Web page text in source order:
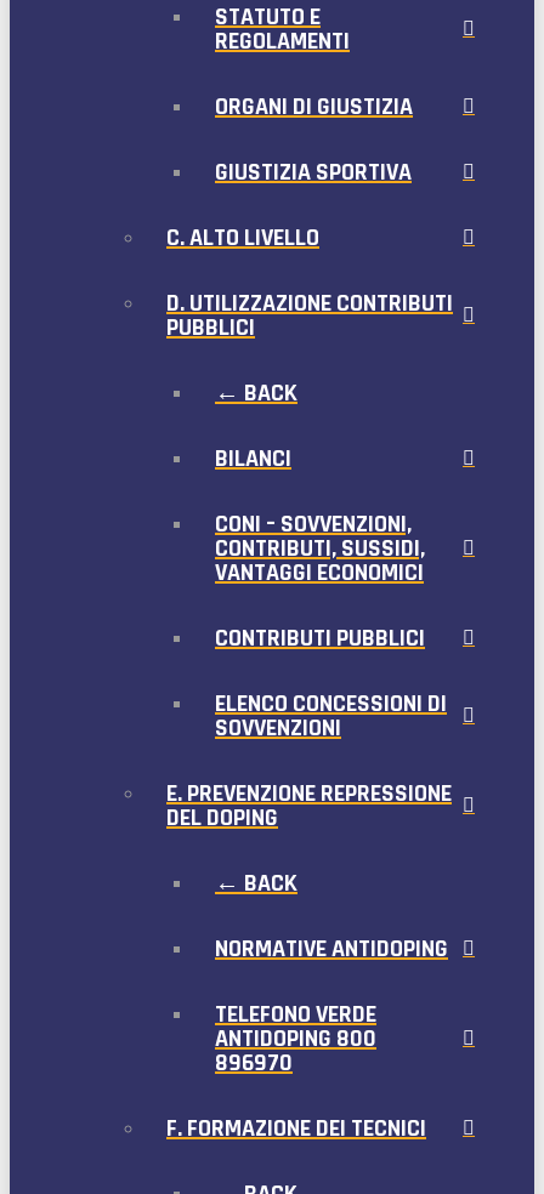
STATUTO E
REGOLAMENTI
ORGANI DI GIUSTIZIA
GIUSTIZIA SPORTIVA
C. ALTO LIVELLO
D. UTILIZZAZIONE CONTRIBUTI
PUBBLICI
← BACK
BILANCI
CONI – SOVVENZIONI,
CONTRIBUTI, SUSSIDI,
VANTAGGI ECONOMICI
CONTRIBUTI PUBBLICI
ELENCO CONCESSIONI DI
SOVVENZIONI
E. PREVENZIONE REPRESSIONE
DEL DOPING
← BACK
NORMATIVE ANTIDOPING
TELEFONO VERDE
ANTIDOPING 800
896970
F. FORMAZIONE DEI TECNICI